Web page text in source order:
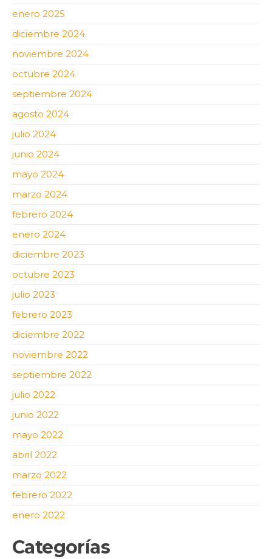
enero 2025
diciembre 2024
noviembre 2024
octubre 2024
septiembre 2024
agosto 2024
julio 2024
junio 2024
mayo 2024
marzo 2024
febrero 2024
enero 2024
diciembre 2023
octubre 2023
julio 2023
febrero 2023
diciembre 2022
noviembre 2022
septiembre 2022
julio 2022
junio 2022
mayo 2022
abril 2022
marzo 2022
febrero 2022
enero 2022
Categorías